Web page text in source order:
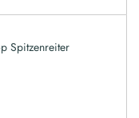
Spitzenreiter